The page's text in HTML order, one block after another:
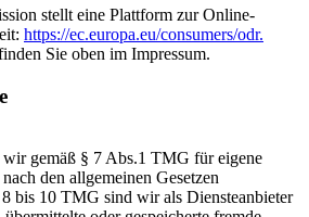
stellt eine Plattform zur Online-
https://ec.europa.eu/consumers/odr.
Sie oben im Impressum.
gemäß § 7 Abs.1 TMG für eigene
den allgemeinen Gesetzen
bis 10 TMG sind wir als Diensteanbieter